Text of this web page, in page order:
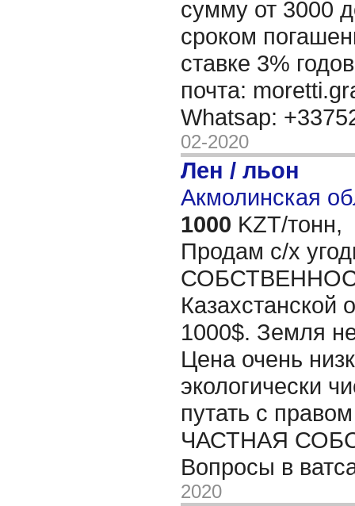
сумму от 3000
сроком
ставке 3%
почта:
Whatsap:
02-2020
Лен / льон
Акмолинская
1000 KZT/тонн,
Продам с/х
Казахстанской
1000$. Земля
Цена очень
экологически
путать с
ЧАСТНАЯ
Вопросы в
2020